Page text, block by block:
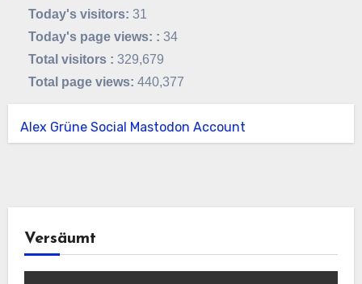
Today's visitors:31
Today's page views: :34
Total visitors :329,679
Total page views:440,377
Alex Grüne Social Mastodon Account
Versäumt